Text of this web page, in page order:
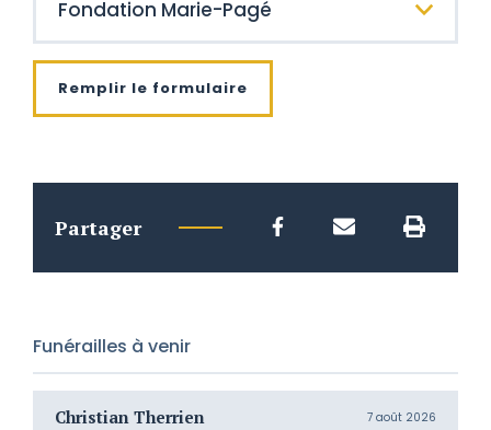
Remplir le formulaire
Partager
Funérailles à venir
Christian Therrien 7 août 2026